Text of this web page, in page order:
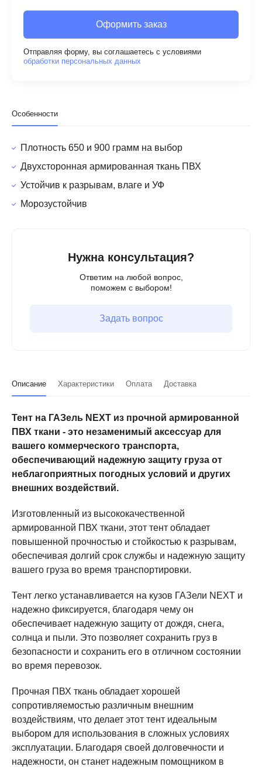
Оформить заказ
Отправляя форму, вы соглашаетесь с условиями
обработки персональных данных
Описание Характеристики Оплата Доставка
Тент на ГАЗель NEXT из прочной армированной
ПВХ ткани - это незаменимый аксессуар для
вашего коммерческого транспорта,
обеспечивающий надежную защиту груза от
неблагоприятных погодных условий и других
внешних воздействий.
Изготовленный из высококачественной
армированной ПВХ ткани, этот тент обладает
повышенной прочностью и стойкостью к разрывам,
обеспечивая долгий срок службы и надежную защиту
вашего груза во время транспортировки.
Тент легко устанавливается на кузов ГАЗели NEXT и
надежно фиксируется, благодаря чему он
обеспечивает надежную защиту от дождя, снега,
солнца и пыли. Это позволяет сохранить груз в
безопасности и сохранить его в отличном состоянии
во время перевозок.
Прочная ПВХ ткань обладает хорошей
сопротивляемостью различным внешним
воздействиям, что делает этот тент идеальным
выбором для использования в сложных условиях
эксплуатации. Благодаря своей долговечности и
надежности, он станет надежным помощником в
Особенности
Плотность 650 и 900 грамм на выбор
Двухсторонная армированная ткань ПВХ
Устойчив к разрывам, влаге и УФ
Морозустойчив
Нужна консультация?
Ответим на любой вопрос,
поможем с выбором!
Задать вопрос